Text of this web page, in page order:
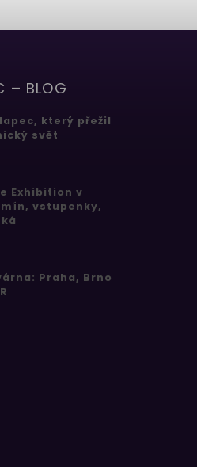
– BLOG
který přežil
svět
Exhibition v
vstupenky,
Praha, Brno